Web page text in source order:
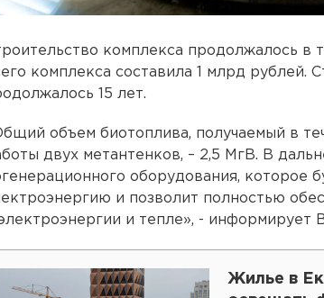
комплекса продолжалось в
комплекса составила 1 млрд рублей.
15 лет.
объем биотоплива, получаемый в
двух метантенков, – 2,5 МгВ. В
оборудования, которое
и позволит полностью
и тепле», - информирует
Жилье в